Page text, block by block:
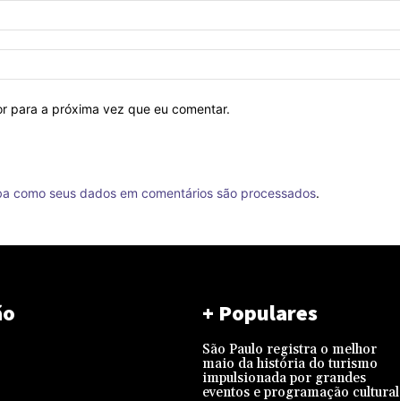
para a próxima vez que eu comentar.
como seus dados em comentários são processados.
+ Populares
São Paulo registra o melhor
maio da história do turismo
impulsionada por grandes
eventos e programação cultural